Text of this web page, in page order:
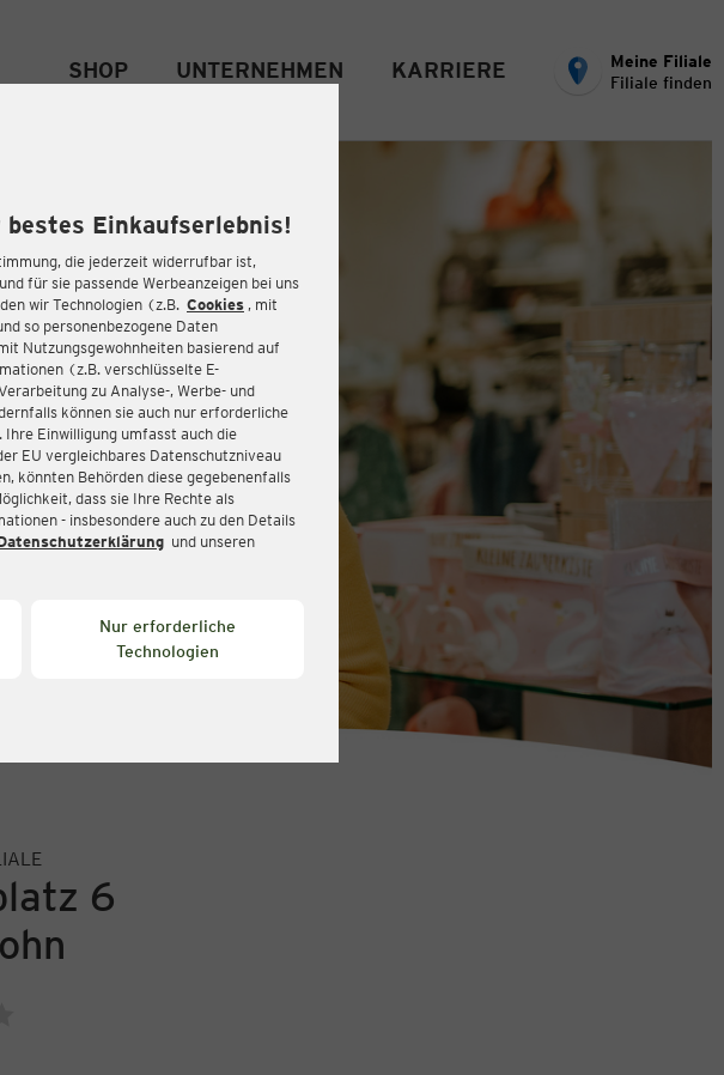
Einkaufserlebnis!
die jederzeit widerrufbar ist,
für sie passende Werbeanzeigen bei uns
wir Technologien (z.B. Cookies , mit
so personenbezogene Daten
Nutzungsgewohnheiten basierend auf
(z.B. verschlüsselte E-
zu Analyse-, Werbe- und
können sie auch nur erforderliche
Einwilligung umfasst auch die
EU vergleichbares Datenschutzniveau
könnten Behörden diese gegebenenfalls
dass sie Ihre Rechte als
- insbesondere auch zu den Details
und unseren
Nur erforderliche
Technologien
SHOP UNTERNEHMEN KARRIERE
Meine Filiale
Filiale finden
6